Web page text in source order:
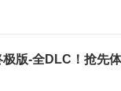
版-全DLC！抢先